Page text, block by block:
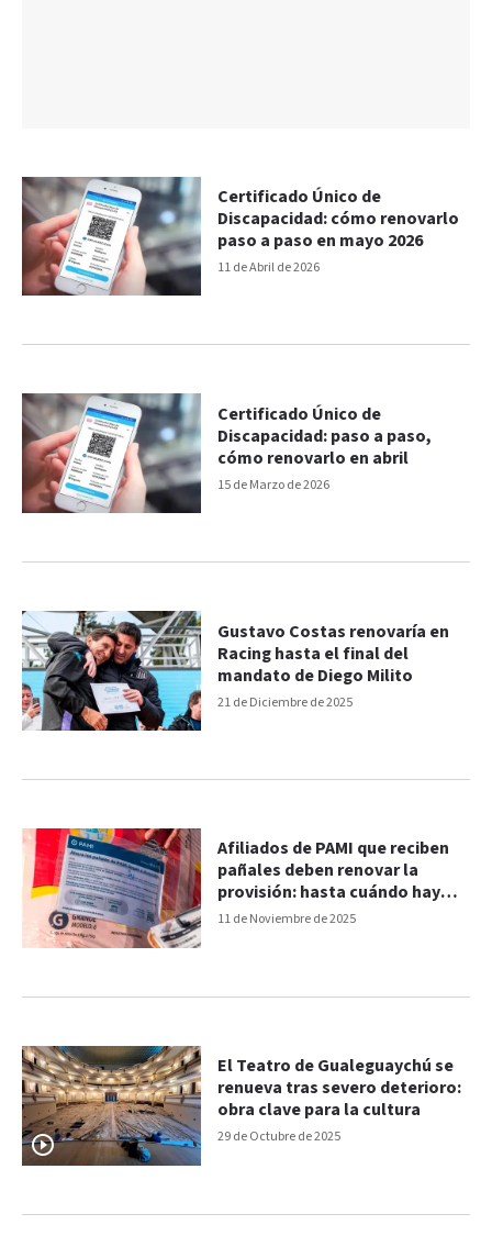
11 de Abril de 2026
Certificado Único de
Discapacidad: cómo renovarlo
paso a paso en mayo 2026
15 de Marzo de 2026
Certificado Único de
Discapacidad: paso a paso,
cómo renovarlo en abril
21 de Diciembre de 2025
Gustavo Costas renovaría en
Racing hasta el final del
mandato de Diego Milito
11 de Noviembre de 2025
Afiliados de PAMI que reciben
pañales deben renovar la
provisión: hasta cuándo hay
tiempo
29 de Octubre de 2025
El Teatro de Gualeguaychú se
renueva tras severo deterioro:
obra clave para la cultura